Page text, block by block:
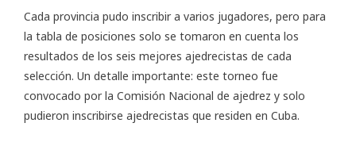
Cada provincia pudo inscribir a varios jugadores, pero para
la tabla de posiciones solo se tomaron en cuenta los
resultados de los seis mejores ajedrecistas de cada
selección. Un detalle importante: este torneo fue
convocado por la Comisión Nacional de ajedrez y solo
pudieron inscribirse ajedrecistas que residen en Cuba.